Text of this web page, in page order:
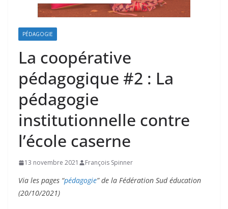
PÉDAGOGIE
La coopérative
pédagogique #2 : La
pédagogie
institutionnelle contre
l’école caserne
13 novembre 2021 François Spinner
Via les pages “pédagogie” de la Fédération Sud éducation
(20/10/2021)